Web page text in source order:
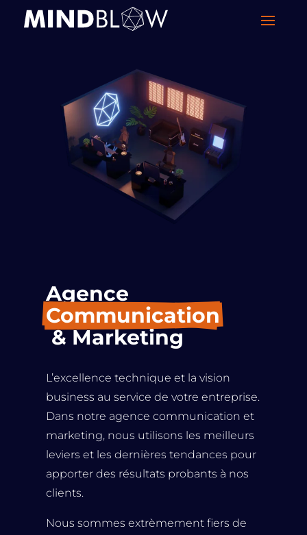
Agence
Communication
& Marketing
L’excellence technique et la vision
business au service de votre entreprise.
Dans notre agence communication et
marketing, nous utilisons les meilleurs
leviers et les dernières tendances pour
apporter des résultats probants à nos
clients.
Nous sommes extrèmement fiers de